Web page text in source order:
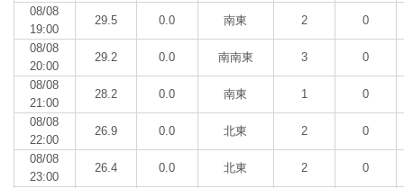
08/08
19:00
29.5 0.0 南東 2 0
08/08
20:00
29.2 0.0 南南東 3 0
08/08
21:00
28.2 0.0 南東 1 0
08/08
22:00
26.9 0.0 北東 2 0
08/08
23:00
26.4 0.0 北東 2 0